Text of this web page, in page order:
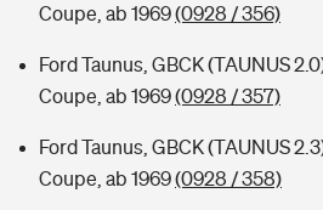
Coupe, ab 1969(0928 / 356)
Ford Taunus, GBCK (TAUNUS
Coupe, ab 1969(0928 / 357)
Ford Taunus, GBCK (TAUNUS
Coupe, ab 1969(0928 / 358)